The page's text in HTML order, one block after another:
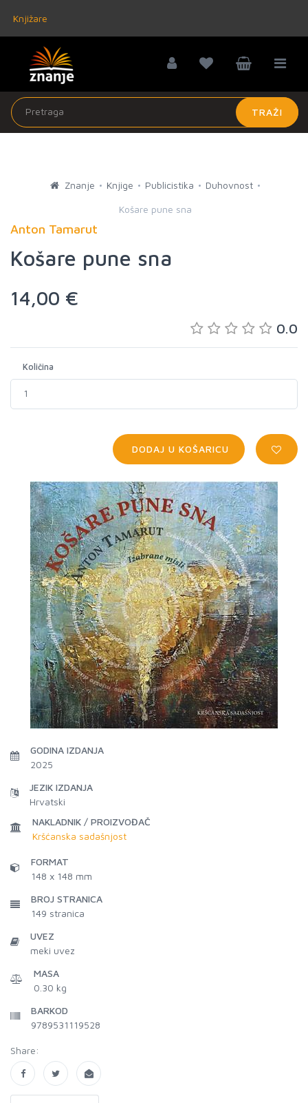
Knjižare
TRAŽI
Znanje Knjige Publicistika Duhovnost
Košare pune sna
Anton Tamarut
Košare pune sna
14,00 €
0.0
Količina
DODAJ U KOŠARICU
GODINA IZDANJA
2025
JEZIK IZDANJA
Hrvatski
NAKLADNIK / PROIZVOĐAČ
Kršćanska sadašnjost
FORMAT
148 x 148 mm
BROJ STRANICA
149 stranica
UVEZ
meki uvez
MASA
0.30 kg
BARKOD
9789531119528
Share: